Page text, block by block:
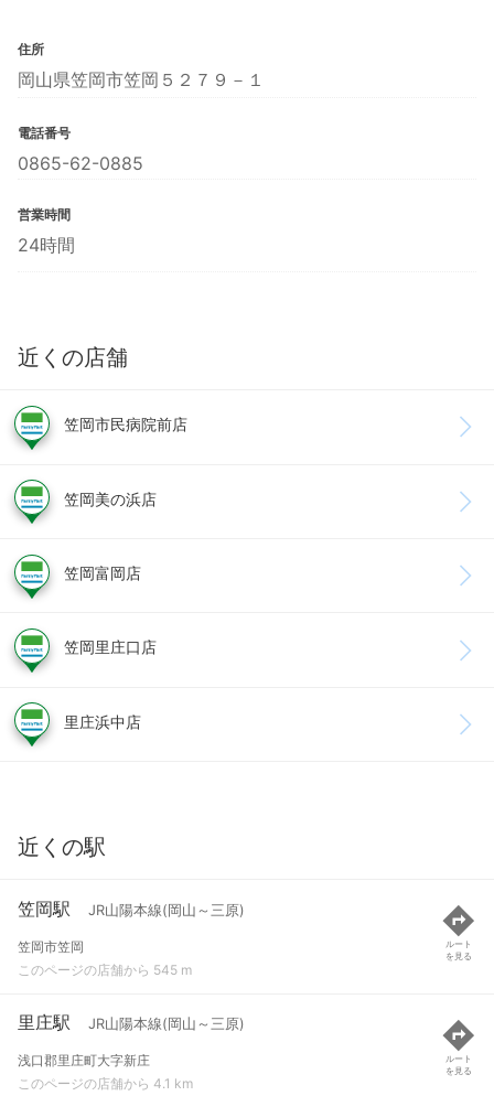
住所
岡山県笠岡市笠岡５２７９－１
電話番号
0865-62-0885
営業時間
24時間
近くの店舗
笠岡市民病院前店
笠岡美の浜店
笠岡富岡店
笠岡里庄口店
里庄浜中店
近くの駅
笠岡駅 JR山陽本線(岡山～三原)
笠岡市笠岡
このページの店舗から 545 m
ルート
を見る
里庄駅 JR山陽本線(岡山～三原)
浅口郡里庄町大字新庄
このページの店舗から 4.1 km
ルート
を見る